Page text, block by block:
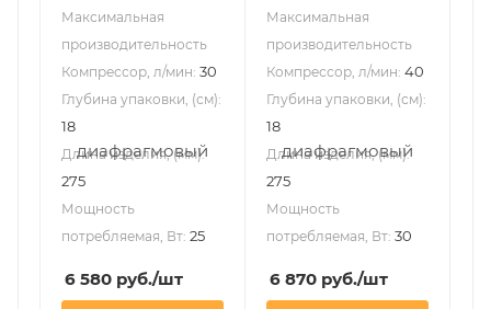
Максимальная
производительность
Компрессор, л/мин: 30
Глубина упаковки, (см):
18
Длина изделия, (мм):
275
Мощность
потребляемая, Вт: 25
6 580 руб./шт
Максимальная
производительность
Компрессор, л/мин: 40
Глубина упаковки, (см):
18
Длина изделия, (мм):
275
Мощность
потребляемая, Вт: 30
6 870 руб./шт